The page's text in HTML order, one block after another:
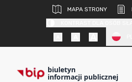
MAPA STRONY
biuletyn
informacji publicznej